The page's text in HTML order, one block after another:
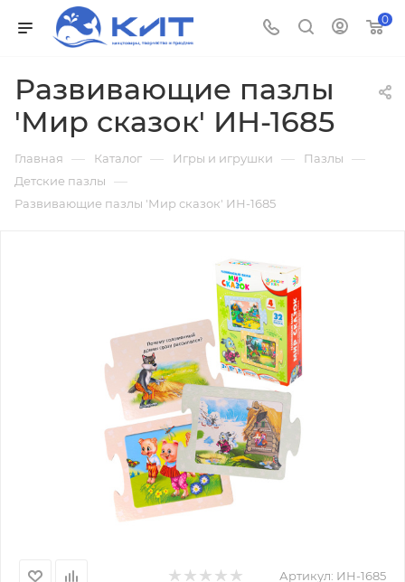
0
Развивающие пазлы
'Мир сказок' ИН-1685
Главная — Каталог — Игры и игрушки — Пазлы —
Детские пазлы —
Развивающие пазлы 'Мир сказок' ИН-1685
Артикул: ИН-1685